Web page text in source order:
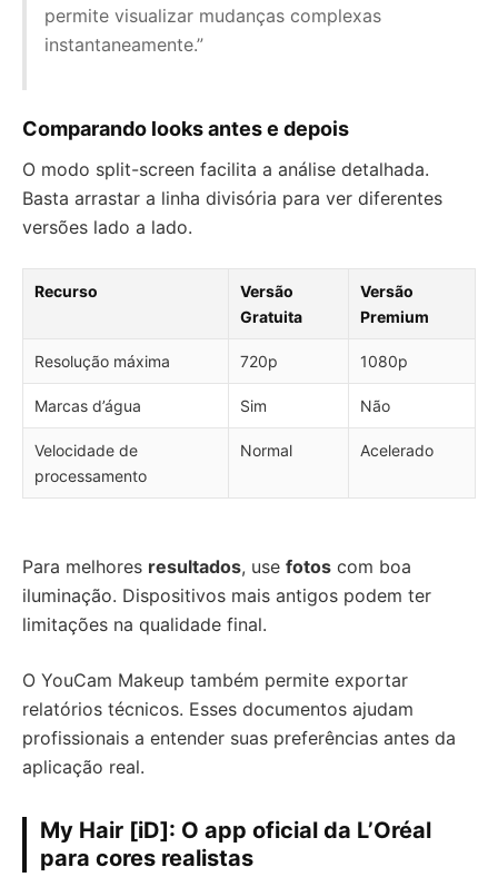
permite visualizar mudanças complexas
instantaneamente.”
Comparando looks antes e depois
O modo split-screen facilita a análise detalhada.
Basta arrastar a linha divisória para ver diferentes
versões lado a lado.
Recurso
Versão
Gratuita
Versão
Premium
Resolução máxima 720p 1080p
Marcas d’água Sim Não
Velocidade de
processamento
Normal Acelerado
Para melhores resultados, use fotos com boa
iluminação. Dispositivos mais antigos podem ter
limitações na qualidade final.
O YouCam Makeup também permite exportar
relatórios técnicos. Esses documentos ajudam
profissionais a entender suas preferências antes da
aplicação real.
My Hair [iD]: O app oficial da L’Oréal
para cores realistas